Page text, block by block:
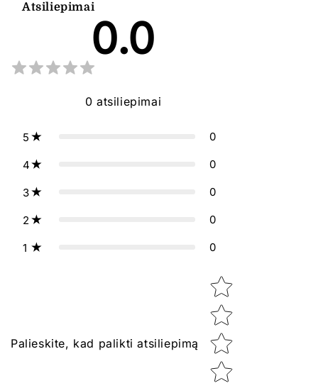
Atsiliepimai
0.0
0 atsiliepimai
5 0
4 0
3 0
2 0
1 0
Palieskite, kad palikti atsiliepimą
Star rating